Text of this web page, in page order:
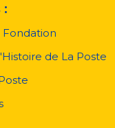
:
Fondation
de La Poste